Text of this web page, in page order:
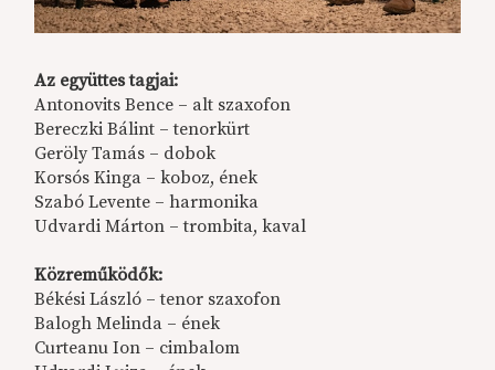
Az együttes tagjai:
Antonovits Bence – alt szaxofon
Bereczki Bálint – tenorkürt
Geröly Tamás – dobok
Korsós Kinga – koboz, ének
Szabó Levente – harmonika
Udvardi Márton – trombita, kaval
Közreműködők:
Békési László – tenor szaxofon
Balogh Melinda – ének
Curteanu Ion – cimbalom